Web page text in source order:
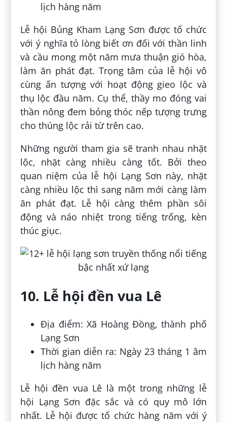
lịch hàng năm
Lễ hội Bủng Kham Lạng Sơn được tổ chức
với ý nghĩa tỏ lòng biết ơn đối với thần linh
và cầu mong một năm mưa thuận gió hòa,
làm ăn phát đạt. Trọng tâm của lễ hội vô
cùng ấn tượng với hoạt động gieo lộc và
thụ lộc đầu năm. Cụ thể, thầy mo đóng vai
thần nông đem bỏng thóc nếp tượng trưng
cho thúng lộc rải từ trên cao.
Những người tham gia sẽ tranh nhau nhặt
lộc, nhặt càng nhiều càng tốt. Bởi theo
quan niệm của lễ hội Lạng Sơn này, nhặt
càng nhiều lộc thì sang năm mới càng làm
ăn phát đạt. Lễ hội càng thêm phần sôi
động và náo nhiệt trong tiếng trống, kèn
thúc giục.
10. Lễ hội đền vua Lê
Địa điểm: Xã Hoàng Đồng, thành phố
Lạng Sơn
Thời gian diễn ra: Ngày 23 tháng 1 âm
lịch hàng năm
Lễ hội đền vua Lê là một trong những lễ
hội Lạng Sơn đặc sắc và có quy mô lớn
nhất. Lễ hội được tổ chức hàng năm với ý